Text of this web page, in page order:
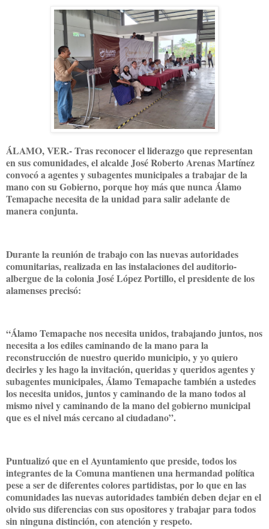
ÁLAMO, VER.- Tras reconocer el liderazgo que representan
en sus comunidades, el alcalde José Roberto Arenas Martínez
convocó a agentes y subagentes municipales a trabajar de la
mano con su Gobierno, porque hoy más que nunca Álamo
Temapache necesita de la unidad para salir adelante de
manera conjunta.
Durante la reunión de trabajo con las nuevas autoridades
comunitarias, realizada en las instalaciones del auditorio-
albergue de la colonia José López Portillo, el presidente de los
alamenses precisó:
“Álamo Temapache nos necesita unidos, trabajando juntos, nos
necesita a los ediles caminando de la mano para la
reconstrucción de nuestro querido municipio, y yo quiero
decirles y les hago la invitación, queridas y queridos agentes y
subagentes municipales, Álamo Temapache también a ustedes
los necesita unidos, juntos y caminando de la mano todos al
mismo nivel y caminando de la mano del gobierno municipal
que es el nivel más cercano al ciudadano”.
Puntualizó que en el Ayuntamiento que preside, todos los
integrantes de la Comuna mantienen una hermandad política
pese a ser de diferentes colores partidistas, por lo que en las
comunidades las nuevas autoridades también deben dejar en el
olvido sus diferencias con sus opositores y trabajar para todos
sin ninguna distinción, con atención y respeto.